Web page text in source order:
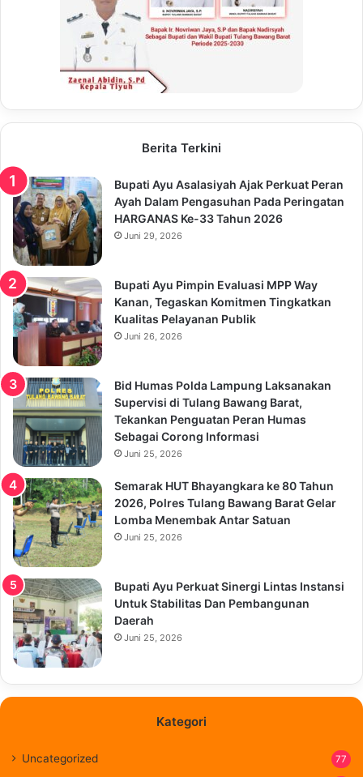
Berita Terkini
Bupati Ayu Asalasiyah Ajak Perkuat Peran
Ayah Dalam Pengasuhan Pada Peringatan
HARGANAS Ke-33 Tahun 2026
Juni 29, 2026
Bupati Ayu Pimpin Evaluasi MPP Way
Kanan, Tegaskan Komitmen Tingkatkan
Kualitas Pelayanan Publik
Juni 26, 2026
Bid Humas Polda Lampung Laksanakan
Supervisi di Tulang Bawang Barat,
Tekankan Penguatan Peran Humas
Sebagai Corong Informasi
Juni 25, 2026
Semarak HUT Bhayangkara ke 80 Tahun
2026, Polres Tulang Bawang Barat Gelar
Lomba Menembak Antar Satuan
Juni 25, 2026
Bupati Ayu Perkuat Sinergi Lintas Instansi
Untuk Stabilitas Dan Pembangunan
Daerah
Juni 25, 2026
Kategori
Uncategorized 77